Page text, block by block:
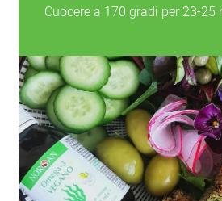
Cuocere a 170 gradi per 23-25